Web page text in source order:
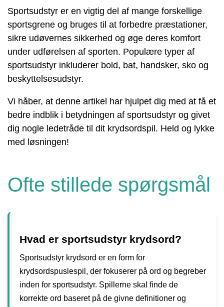
Sportsudstyr er en vigtig del af mange forskellige
sportsgrene og bruges til at forbedre præstationer,
sikre udøvernes sikkerhed og øge deres komfort
under udførelsen af sporten. Populære typer af
sportsudstyr inkluderer bold, bat, handsker, sko og
beskyttelsesudstyr.
Vi håber, at denne artikel har hjulpet dig med at få et
bedre indblik i betydningen af sportsudstyr og givet
dig nogle ledetråde til dit krydsordspil. Held og lykke
med løsningen!
Ofte stillede spørgsmål
Hvad er sportsudstyr krydsord?
Sportsudstyr krydsord er en form for
krydsordspuslespil, der fokuserer på ord og begreber
inden for sportsudstyr. Spillerne skal finde de
korrekte ord baseret på de givne definitioner og